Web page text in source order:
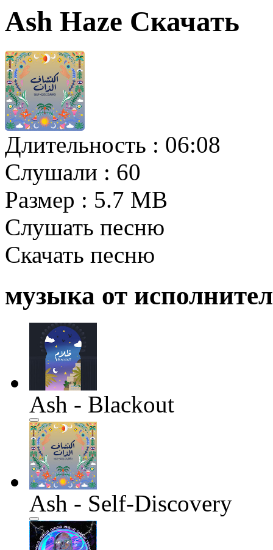
Ash Haze Скачать
Длительность : 06:08
Слушали : 60
Размер : 5.7 MB
Слушать песню
Скачать песню
музыка от
Ash - Blackout
Ash - Self-Discovery